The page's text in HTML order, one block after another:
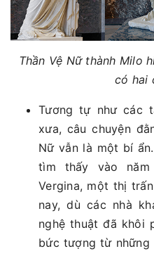
Thần Vệ Nữ thành Milo
có hai
Tương tự như các
xưa, câu chuyện
Nữ vẫn là một bí
tìm thấy vào
Vergina, một thị
nay, dù các nhà
nghệ thuật đã khôi
bức tượng từ những